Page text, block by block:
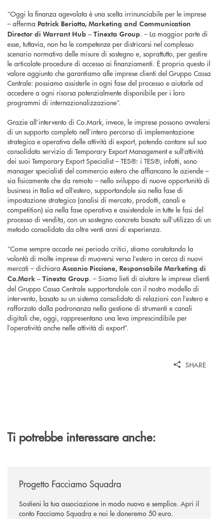
“Oggi la finanza agevolata è una scelta irrinunciabile per le imprese
– afferma Patrick Beriotto, Marketing and Communication
Director di Warrant Hub – Tinexta Group. – La maggior parte di
esse, tuttavia, non ha le competenze per districarsi nel complesso
scenario normativo delle misure di sostegno e, soprattutto, per gestire
le articolate procedure di accesso ai finanziamenti. È proprio questo il
valore aggiunto che garantiamo alle imprese clienti del Gruppo Cassa
Centrale: possiamo assisterle in ogni fase del processo e aiutarle ad
accedere a ogni risorsa potenzialmente disponibile per i loro
programmi di internazionalizzazione”.
Grazie all’intervento di Co.Mark, invece, le imprese possono avvalersi
di un supporto completo nell’intero percorso di implementazione
strategica e operativa delle attività di export, potendo contare sul suo
consolidato servizio di Temporary Export Management e sull’attività
dei suoi Temporary Export Specialist – TES®: i TES®, infatti, sono
manager specialisti del commercio estero che affiancano le aziende –
sia fisicamente che da remoto – nello sviluppo di nuove opportunità di
business in Italia ed all’estero, supportandole sia nella fase di
impostazione strategica (analisi di mercato, prodotti, canali e
competition) sia nella fase operativa e assistendole in tutte le fasi del
processo di vendita, con un sostegno concreto basato sull’utilizzo di un
metodo consolidato da oltre venti anni di esperienza.
“Come sempre accade nei periodo critici, stiamo constatando la
volontà di molte imprese di muoversi verso l’estero in cerca di nuovi
mercati – dichiara Ascanio Piccione, Responsabile Marketing di
Co.Mark – Tinexta Group. – Siamo lieti di aiutare le imprese clienti
del Gruppo Cassa Centrale supportandole con il nostro modello di
intervento, basato su un sistema consolidato di relazioni con l’estero e
rafforzato dalla padronanza nella gestione di strumenti e canali
digitali che, oggi, rappresentano una leva imprescindibile per
l’operatività anche nelle attività di export”.
SHARE
Ti potrebbe interessare anche:
Progetto Facciamo Squadra
Sostieni la tua associazione in modo nuovo e semplice. Apri il
conto Facciamo Squadra e noi le doneremo 50 euro.